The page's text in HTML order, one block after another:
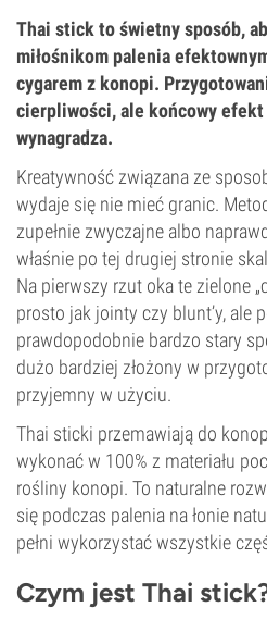
Thai stick to świetny sposób,
miłośnikom palenia
cygarem z konopi.
cierpliwości, ale końcowy
wynagradza.
Kreatywność związana ze
wydaje się nie mieć granic.
zupełnie zwyczajne albo
właśnie po tej drugiej stronie
Na pierwszy rzut oka te zielone
prosto jak jointy czy blunt’y, ale
prawdopodobnie bardzo stary
dużo bardziej złożony w
przyjemny w użyciu.
Thai sticki przemawiają do
wykonać w 100% z materiału
rośliny konopi. To naturalne
się podczas palenia na łonie
pełni wykorzystać wszystkie
Czym jest Thai